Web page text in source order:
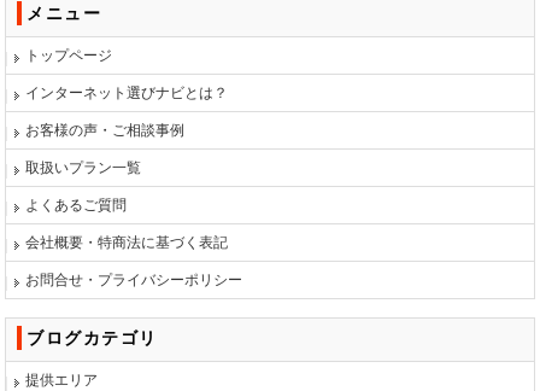
メニュー
トップページ
インターネット選びナビとは？
お客様の声・ご相談事例
取扱いプラン一覧
よくあるご質問
会社概要・特商法に基づく表記
お問合せ・プライバシーポリシー
ブログカテゴリ
提供エリア